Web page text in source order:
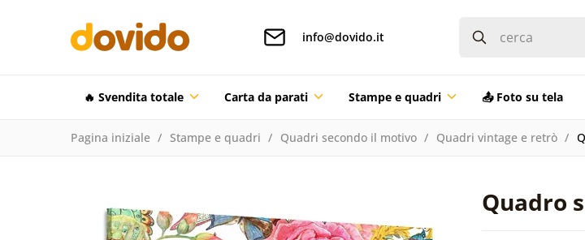
info@dovido.it
🔥 Svendita totale Carta da parati Stampe e quadri 📤 Foto su tela
Pagina iniziale Stampe e quadri Quadri secondo il motivo Quadri vintage e retrò
Quadro